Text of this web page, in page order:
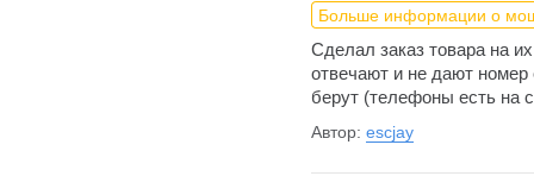
Больше информации о
Сделал заказ товара на
отвечают и не дают
берут (телефоны есть на
Автор: escjay